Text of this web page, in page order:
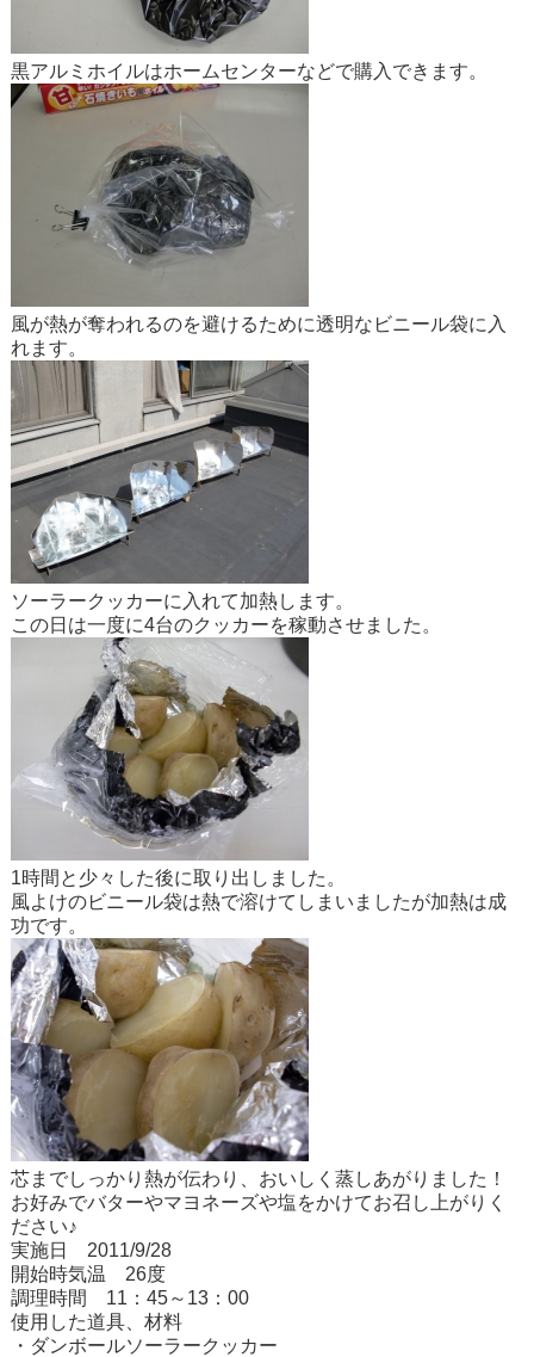
黒アルミホイルはホームセンターなどで購入できます。
風が熱が奪われるのを避けるために透明なビニール袋に入
れます。
ソーラークッカーに入れて加熱します。
この日は一度に4台のクッカーを稼動させました。
1時間と少々した後に取り出しました。
風よけのビニール袋は熱で溶けてしまいましたが加熱は成
功です。
芯までしっかり熱が伝わり、おいしく蒸しあがりました！
お好みでバターやマヨネーズや塩をかけてお召し上がりく
ださい♪
実施日 2011/9/28
開始時気温 26度
調理時間 11：45～13：00
使用した道具、材料
・ダンボールソーラークッカー